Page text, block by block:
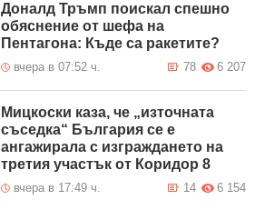
Доналд Тръмп поискал спешно
обяснение от шефа на
Пентагона: Къде са ракетите?
вчера в 07:52 ч. 6 207
78
Мицкоски каза, че „източната
съседка“ България се е
ангажирала с изграждането на
третия участък от Коридор 8
вчера в 17:49 ч. 6 154
14